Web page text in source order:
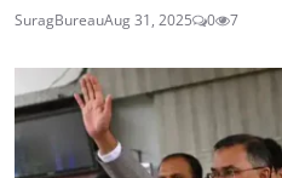
SuragBureauAug 31, 2025 0 7